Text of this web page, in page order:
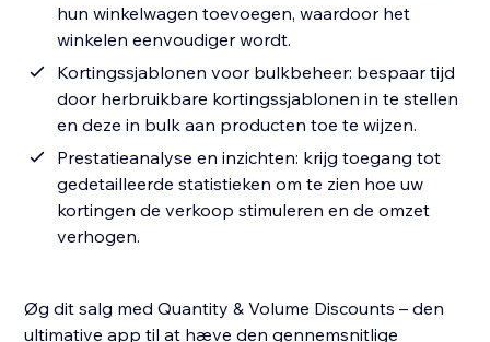
hun winkelwagen toevoegen, waardoor het
winkelen eenvoudiger wordt.
Kortingssjablonen voor bulkbeheer: bespaar tijd
door herbruikbare kortingssjablonen in te stellen
en deze in bulk aan producten toe te wijzen.
Prestatieanalyse en inzichten: krijg toegang tot
gedetailleerde statistieken om te zien hoe uw
kortingen de verkoop stimuleren en de omzet
verhogen.
Øg dit salg med Quantity & Volume Discounts – den
ultimative app til at hæve den gennemsnitlige